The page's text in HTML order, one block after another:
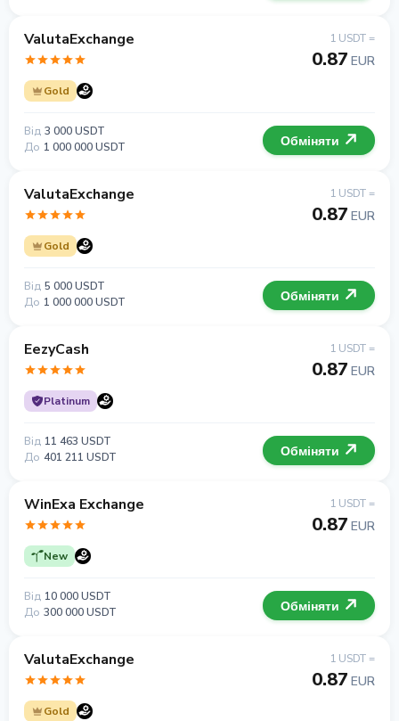
ValutaExchange
Gold
1 USDT =
0.87 EUR
Від 3 000 USDT
До 1 000 000 USDT Обміняти
ValutaExchange
Gold
1 USDT =
0.87 EUR
Від 5 000 USDT
До 1 000 000 USDT Обміняти
EezyCash
Platinum
1 USDT =
0.87 EUR
Від 11 463 USDT
До 401 211 USDT Обміняти
WinExa Exchange
New
1 USDT =
0.87 EUR
Від 10 000 USDT
До 300 000 USDT Обміняти
ValutaExchange
Gold
1 USDT =
0.87 EUR